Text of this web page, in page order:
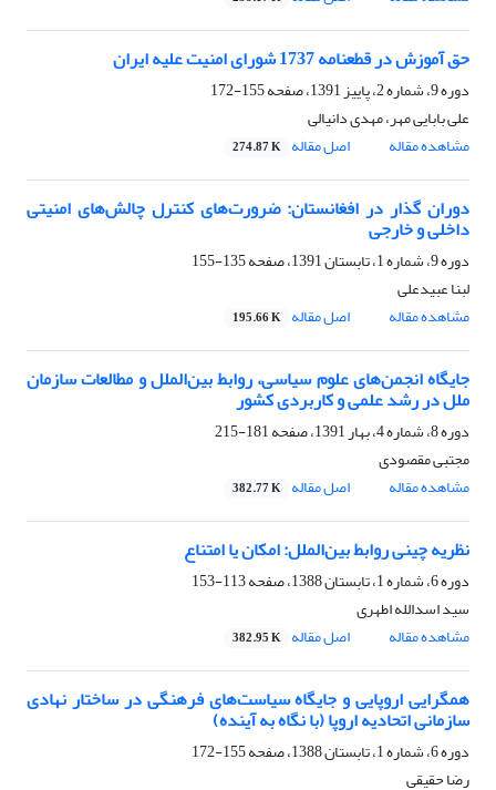
حق آموزش در قطعنامه 1737 شورای امنیت علیه ایران
دوره 9، شماره 2، پاییز 1391، صفحه
155-172
علی بابایی مهر، مهدی دانیالی
مشاهده مقاله
اصل مقاله 274.87 K
دوران گذار در افغانستان: ضرورت‌های کنترل چالش‌های امنیتی
داخلی و خارجی
دوره 9، شماره 1، تابستان 1391، صفحه
135-155
لبنا عبیدعلی
مشاهده مقاله
اصل مقاله 195.66 K
جایگاه انجمن‌های علوم سیاسی، روابط بین‌الملل و مطالعات سازمان
ملل در رشد علمی و کاربردی کشور
دوره 8، شماره 4، بهار 1391، صفحه
181-215
مجتبی مقصودی
مشاهده مقاله
اصل مقاله 382.77 K
نظریه چینی روابط بین‌الملل: امکان یا امتناع
دوره 6، شماره 1، تابستان 1388، صفحه
113-153
سید اسدالله اطهری
مشاهده مقاله
اصل مقاله 382.95 K
همگرایی اروپایی و جایگاه سیاست‌های فرهنگی در ساختار نهادی
سازمانی اتحادیه اروپا (با نگاه به آینده)
دوره 6، شماره 1، تابستان 1388، صفحه
155-172
رضا حقیقی